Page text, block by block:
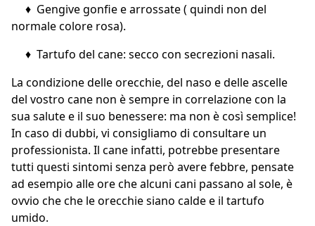
♦ Gengive gonfie e arrossate ( quindi non del
normale colore rosa).
♦ Tartufo del cane: secco con secrezioni nasali.
La condizione delle orecchie, del naso e delle ascelle
del vostro cane non è sempre in correlazione con la
sua salute e il suo benessere: ma non è così semplice!
In caso di dubbi, vi consigliamo di consultare un
professionista. Il cane infatti, potrebbe presentare
tutti questi sintomi senza però avere febbre, pensate
ad esempio alle ore che alcuni cani passano al sole, è
ovvio che che le orecchie siano calde e il tartufo
umido.